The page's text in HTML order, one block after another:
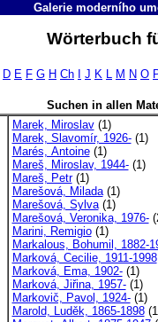
Galerie moderního
Wörterbuch
D E F G H Ch J K L M N O
Suchen in allen
Marek, Miroslav(1)
Marek, Slavomír, 1926-(1)
Marés, Antoine(1)
Mareš, Miroslav, 1944-(1)
Mareš, Petr(1)
Marešová, Milada(1)
Marešová, Sylva(1)
Marešová, Veronika, 1976-
Marini, Remigio(1)
Markalous, Bohumil, 1882-
Marková, Cecilie, 1911-1998
Marková, Ema, 1902-(1)
Marková, Jiřina, 1957-(1)
Markovič, Pavol, 1924-(1)
Marold, Luděk, 1865-1898